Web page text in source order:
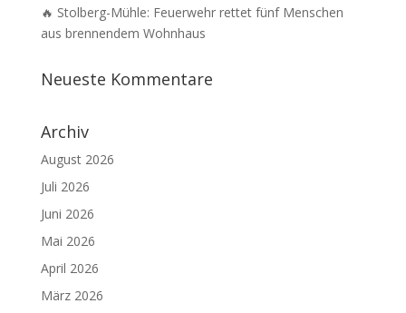
🔥 Stolberg-Mühle: Feuerwehr rettet fünf Menschen
aus brennendem Wohnhaus
Neueste Kommentare
Archiv
August 2026
Juli 2026
Juni 2026
Mai 2026
April 2026
März 2026